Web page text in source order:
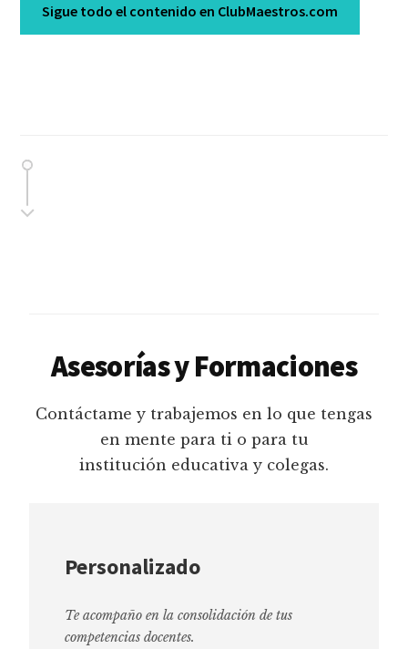
Sigue todo el contenido en ClubMaestros.com
Asesorías y Formaciones
Contáctame y trabajemos en lo que tengas
en mente para ti o para tu
institución educativa y colegas.
Personalizado
Te acompaño en la consolidación de tus
competencias docentes.